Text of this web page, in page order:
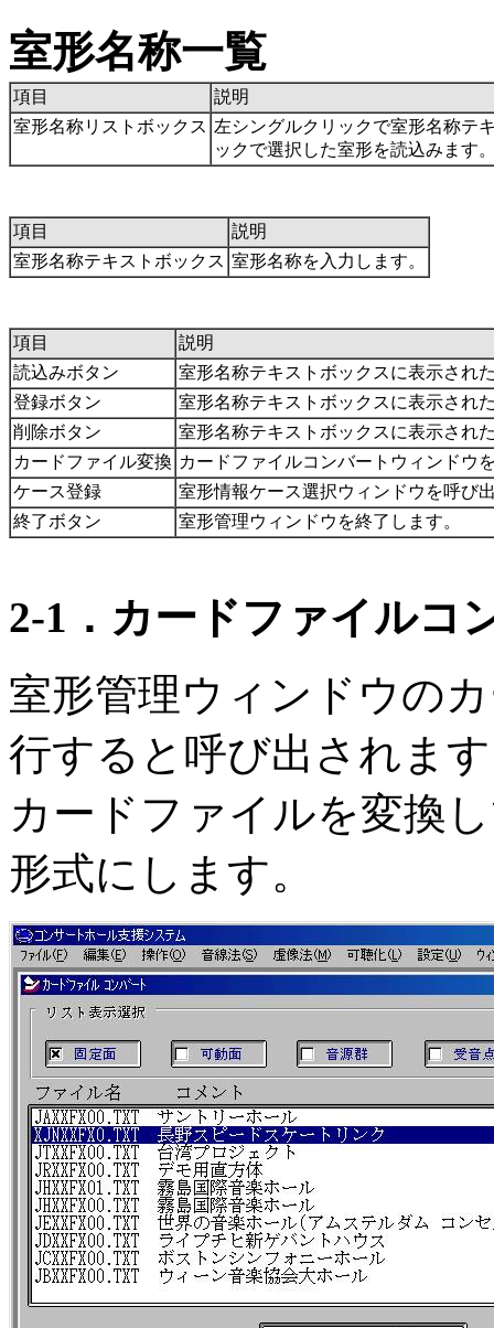
室形名称一覧
項目
説明
室形名称リストボックス 左シングルクリックで室形名称テ
ックで選択した室形を読込みます
項目
説明
室形名称テキストボックス 室形名称を入力します。
項目
説明
読込みボタン
室形名称テキストボックスに表示され
登録ボタン
室形名称テキストボックスに表示され
削除ボタン
室形名称テキストボックスに表示され
カードファイル変換 カードファイルコンバートウィンドウ
ケース登録
室形情報ケース選択ウィンドウを呼び
終了ボタン
室形管理ウィンドウを終了します。
2-1．カードファイルコ
室形管理ウィンドウの
行すると呼び出されま
カードファイルを変換
形式にします。